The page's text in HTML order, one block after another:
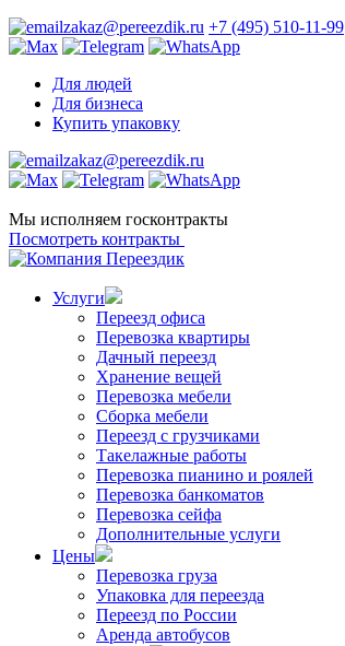
zakaz@pereezdik.ru +7 (495) 510-11-99
Для людей
Для бизнеса
Купить упаковку
zakaz@pereezdik.ru
Мы исполняем госконтракты
Посмотреть контракты
Услуги
Переезд офиса
Перевозка квартиры
Дачный переезд
Хранение вещей
Перевозка мебели
Сборка мебели
Переезд с грузчиками
Такелажные работы
Перевозка пианино и роялей
Перевозка банкоматов
Перевозка сейфа
Дополнительные услуги
Цены
Перевозка груза
Упаковка для переезда
Переезд по России
Аренда автобусов